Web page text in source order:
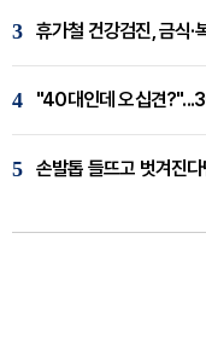
3 휴가철 건강검진, 금식
4 "40대인데 오십견
5 손발톱 들뜨고 벗겨진